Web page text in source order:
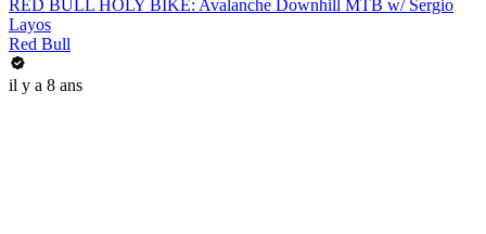
RED BULL HOLY BIKE: Avalanche Downhill MTB w/ Sergio
Layos
Red Bull
il y a 8 ans